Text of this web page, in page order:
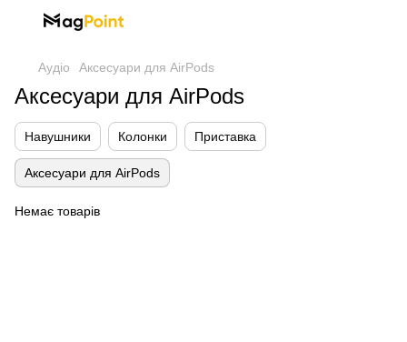
Аудіо Аксесуари для AirPods
Аксесуари для AirPods
Навушники Колонки Приставка
Аксесуари для AirPods
Немає товарів